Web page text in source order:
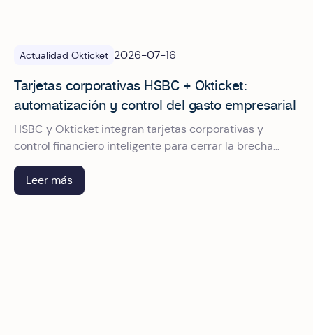
Actualidad Okticket 2026-07-16
Tarjetas corporativas HSBC + Okticket:
automatización y control del gasto empresarial
HSBC y Okticket integran tarjetas corporativas y
control financiero inteligente para cerrar la brecha
entre pagar, comprobar y conciliar el gasto
empresarial en México.
Leer más